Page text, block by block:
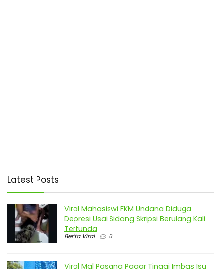
Latest Posts
Viral Mahasiswi FKM Undana Diduga
Depresi Usai Sidang Skripsi Berulang Kali
Tertunda
Berita Viral 0
Viral Mal Pasang Pagar Tinggi Imbas Isu